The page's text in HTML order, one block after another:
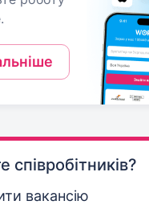
співробітників?
вакансію